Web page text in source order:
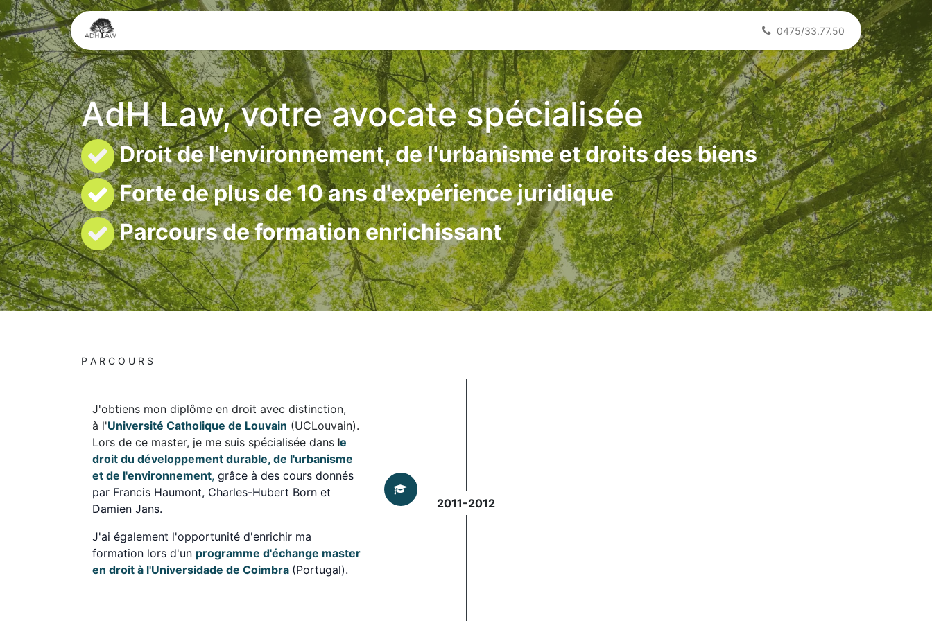
0475/33.77.50
AdH Law, votre avocate spécialisée
Droit de l'environnement, de l'urbanisme et droits des biens
Forte de plus de 10 ans d'expérience juridique
Parcours de formation enrichissant
P A R C O U R S
2011-2012
J'obtiens mon diplôme en droit avec distinction,
à l'Université Catholique de Louvain (UCLouvain).
Lors de ce master, je me suis spécialisée dans le
droit du développement durable, de l'urbanisme
et de l'environnement, grâce à des cours donnés
par Francis Haumont, Charles-Hubert Born et
Damien Jans.
J'ai également l'opportunité d'enrichir ma
formation lors d'un programme d'échange master
en droit à l'Universidade de Coimbra (Portugal).